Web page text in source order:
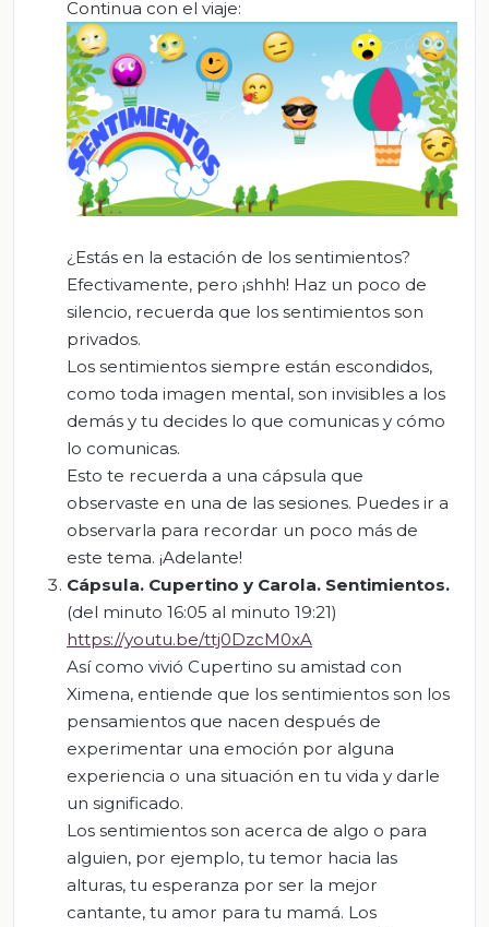
Continua con el viaje:
¿Estás en la estación de los sentimientos?
Efectivamente, pero ¡shhh! Haz un poco de
silencio, recuerda que los sentimientos son
privados.
Los sentimientos siempre están escondidos,
como toda imagen mental, son invisibles a los
demás y tu decides lo que comunicas y cómo
lo comunicas.
Esto te recuerda a una cápsula que
observaste en una de las sesiones. Puedes ir a
observarla para recordar un poco más de
este tema. ¡Adelante!
Cápsula. Cupertino y Carola. Sentimientos.
(del minuto 16:05 al minuto 19:21)
https://youtu.be/ttj0DzcM0xA
Así como vivió Cupertino su amistad con
Ximena, entiende que los sentimientos son los
pensamientos que nacen después de
experimentar una emoción por alguna
experiencia o una situación en tu vida y darle
un significado.
Los sentimientos son acerca de algo o para
alguien, por ejemplo, tu temor hacia las
alturas, tu esperanza por ser la mejor
cantante, tu amor para tu mamá. Los